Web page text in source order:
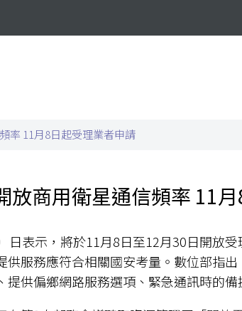
率 11月8日起受理業者申請
放商用衛星通信頻率 11
日表示，將於11月8日至12月30日開放
供服務應符合相關國安考量。數位部指
提供偏鄉網路服務選項、緊急通訊時的